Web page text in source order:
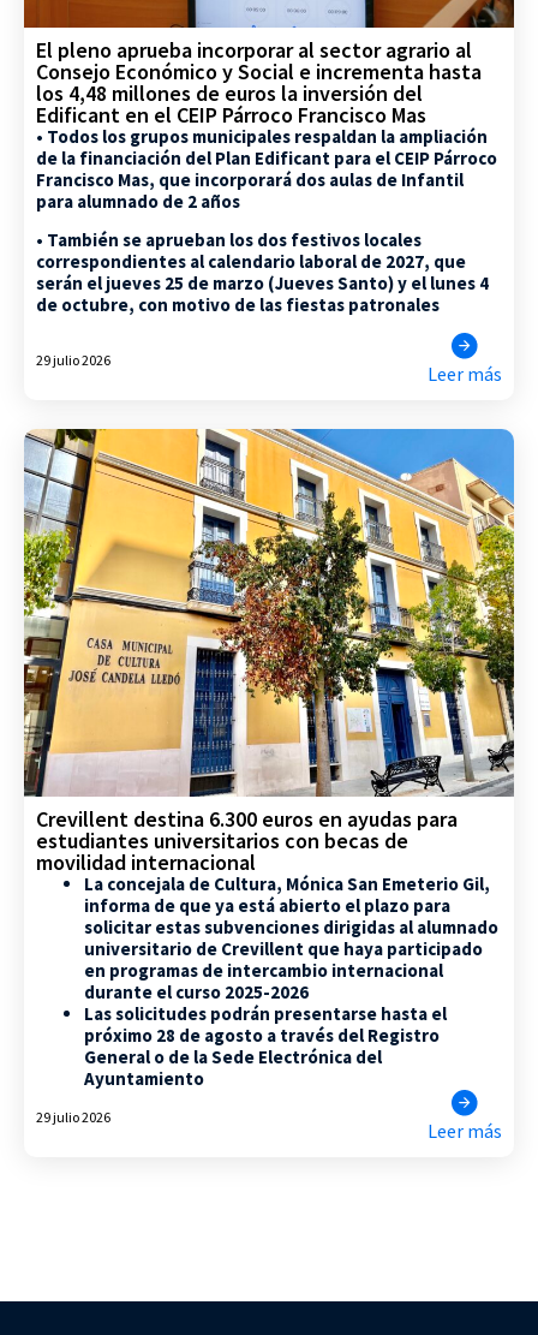
El pleno aprueba incorporar al sector agrario al
Consejo Económico y Social e incrementa hasta
los 4,48 millones de euros la inversión del
Edificant en el CEIP Párroco Francisco Mas
• Todos los grupos municipales respaldan la ampliación
de la financiación del Plan Edificant para el CEIP Párroco
Francisco Mas, que incorporará dos aulas de Infantil
para alumnado de 2 años
• También se aprueban los dos festivos locales
correspondientes al calendario laboral de 2027, que
serán el jueves 25 de marzo (Jueves Santo) y el lunes 4
de octubre, con motivo de las fiestas patronales
29 julio 2026
Leer más
Crevillent destina 6.300 euros en ayudas para
estudiantes universitarios con becas de
movilidad internacional
La concejala de Cultura, Mónica San Emeterio Gil,
informa de que ya está abierto el plazo para
solicitar estas subvenciones dirigidas al alumnado
universitario de Crevillent que haya participado
en programas de intercambio internacional
durante el curso 2025-2026
Las solicitudes podrán presentarse hasta el
próximo 28 de agosto a través del Registro
General o de la Sede Electrónica del
Ayuntamiento
29 julio 2026
Leer más